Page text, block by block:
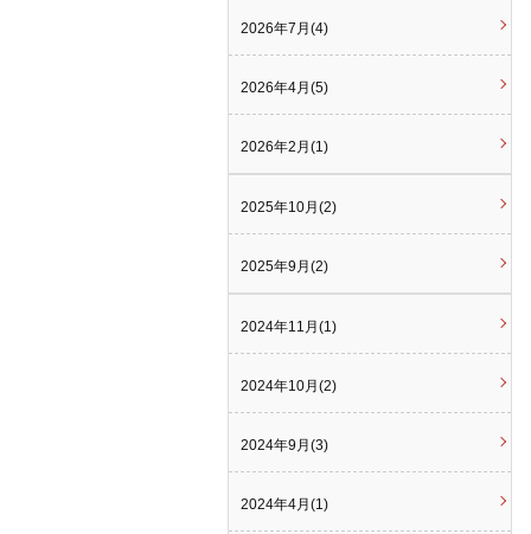
2026年7月(4)
2026年4月(5)
2026年2月(1)
2025年10月(2)
2025年9月(2)
2024年11月(1)
2024年10月(2)
2024年9月(3)
2024年4月(1)